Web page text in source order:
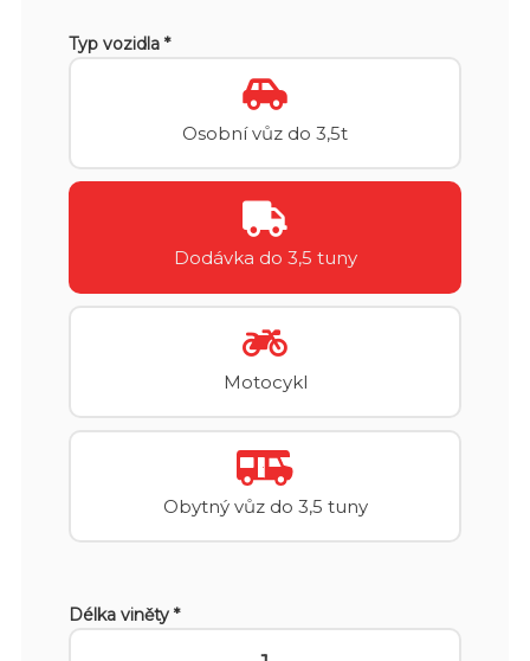
Typ vozidla *
Osobní vůz do 3,5t
Dodávka do 3,5 tuny
Motocykl
Obytný vůz do 3,5 tuny
Délka viněty *